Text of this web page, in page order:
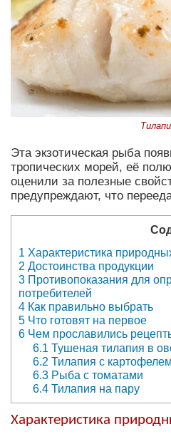
Эта экзотическая рыба
тропических морей, её
оценили за полезные
предупреждают, что
1 Характеристика
2 Достоинства продукции
3 Противопоказания для
потребителей
4 Как правильно выбрать
5 Что готовят на первое
6 Чем прославились
6.1 Тушеная тилапия в
6.2 Тилапия с
6.3Рыба с томатами
6.4Тилапия на пару
Характеристика